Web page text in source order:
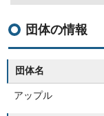
団体の情報
団体名
アップル